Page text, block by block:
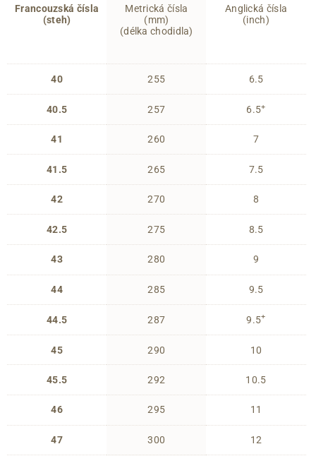
Francouzská čísla
(steh)
40
40.5
41
41.5
42
42.5
43
44
44.5
45
45.5
46
47
Metrická čísla
(mm)
(délka chodidla)
255
257
260
265
270
275
280
285
287
290
292
295
300
Anglická čísla
(inch)
6.5
6.5+
7
7.5
8
8.5
9
9.5
9.5+
10
10.5
11
12